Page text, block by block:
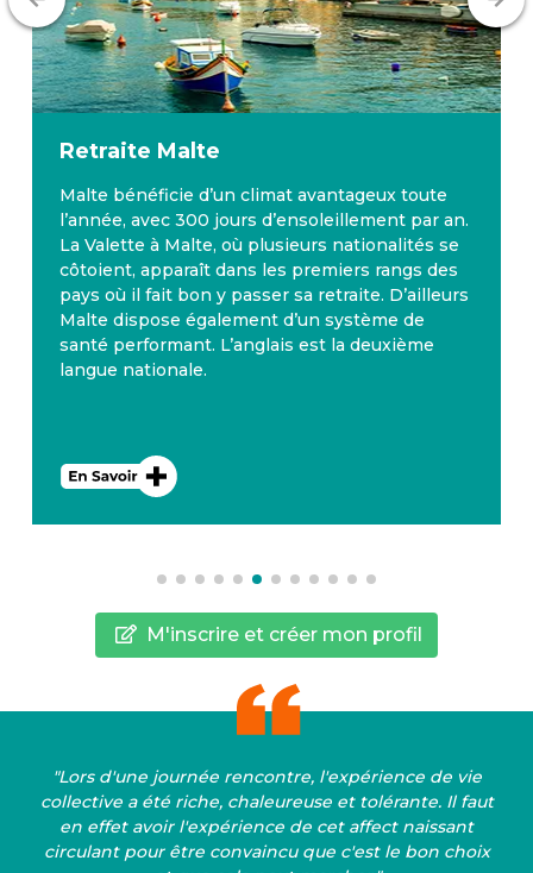
Retraite Malte
Malte bénéficie d’un climat avantageux toute
l’année, avec 300 jours d’ensoleillement par an.
La Valette à Malte, où plusieurs nationalités se
côtoient, apparaît dans les premiers rangs des
pays où il fait bon y passer sa retraite. D’ailleurs
Malte dispose également d’un système de
santé performant. L’anglais est la deuxième
langue nationale.
M'inscrire et créer mon profil
"Lors d'une journée rencontre, l'expérience de vie
collective a été riche, chaleureuse et tolérante. Il faut
en effet avoir l'expérience de cet affect naissant
circulant pour être convaincu que c'est le bon choix